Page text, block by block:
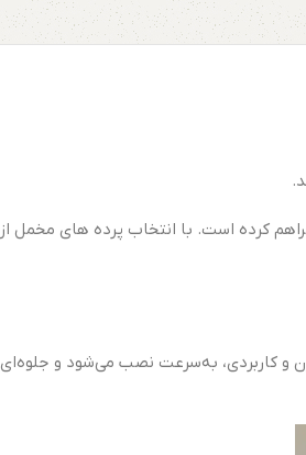
کرده است. با انتخاب پرده های مخمل از
و کاربردی، به‌سرعت نصب می‌شود و